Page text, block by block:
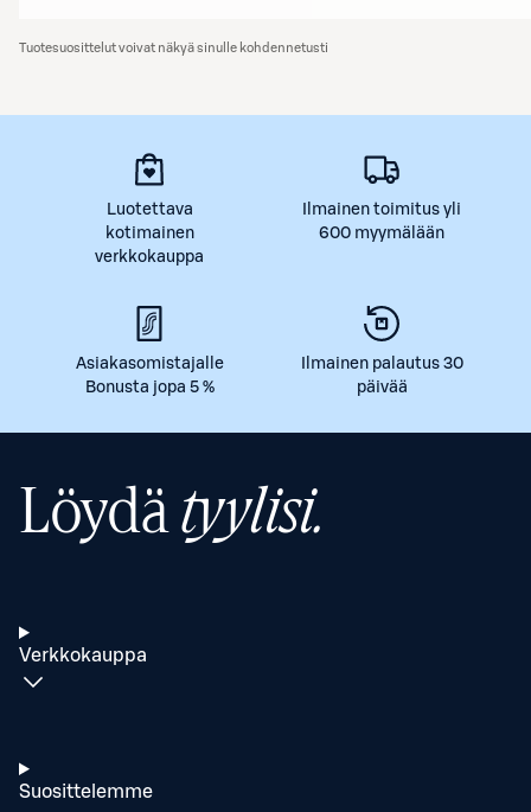
Tuotesuosittelut voivat näkyä sinulle kohdennetusti
Luotettava
kotimainen
verkkokauppa
Ilmainen toimitus yli
600 myymälään
Asiakasomistajalle
Bonusta jopa 5 %
Ilmainen palautus 30
päivää
Löydätyylisi.
Verkkokauppa
Suosittelemme